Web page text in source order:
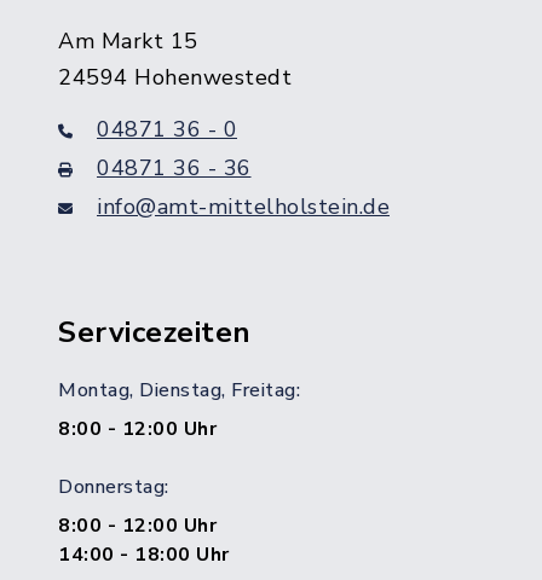
Am Markt 15
24594 Hohenwestedt
04871 36 - 0
04871 36 - 36
info@amt-mittelholstein.de
Servicezeiten
Montag, Dienstag, Freitag:
8:00 - 12:00 Uhr
Donnerstag:
8:00 - 12:00 Uhr
14:00 - 18:00 Uhr